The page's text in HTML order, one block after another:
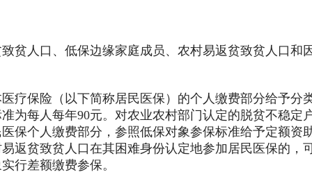
贫人口、低保边缘家庭成员、农村易返贫致贫人口和
疗保险（以下简称居民医保） 的个人缴费部分给予分
为每人每年90元。对农业农村部门认定的脱贫不稳定
保个人缴费部分，参照低保对象参保标准给予定额资助
返贫致贫人口在其困难身份认定地参加居民医保的
行差额缴费参保。